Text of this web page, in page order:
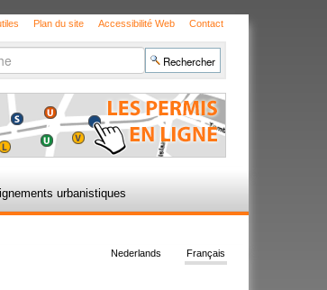
Plan du site Accessibilité Web Contact
urbanistiques
Français
Nederlands